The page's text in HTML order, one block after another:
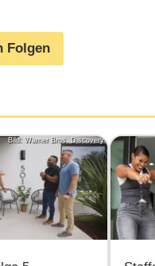
Folgen
Bild: Warner Bros. Discovery